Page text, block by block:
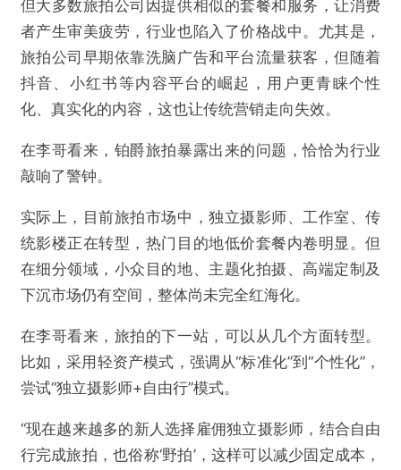
但大多数旅拍公司因提供相似的套餐和服务，让消费
者产生审美疲劳，行业也陷入了价格战中。尤其是，
旅拍公司早期依靠洗脑广告和平台流量获客，但随着
抖音、小红书等内容平台的崛起，用户更青睐个性
化、真实化的内容，这也让传统营销走向失效。
在李哥看来，铂爵旅拍暴露出来的问题，恰恰为行业
敲响了警钟。
实际上，目前旅拍市场中，独立摄影师、工作室、传
统影楼正在转型，热门目的地低价套餐内卷明显。但
在细分领域，小众目的地、主题化拍摄、高端定制及
下沉市场仍有空间，整体尚未完全红海化。
在李哥看来，旅拍的下一站，可以从几个方面转型。
比如，采用轻资产模式，强调从“标准化”到“个性化”，
尝试“独立摄影师+自由行”模式。
“现在越来越多的新人选择雇佣独立摄影师，结合自由
行完成旅拍，也俗称‘野拍’，这样可以减少固定成本，